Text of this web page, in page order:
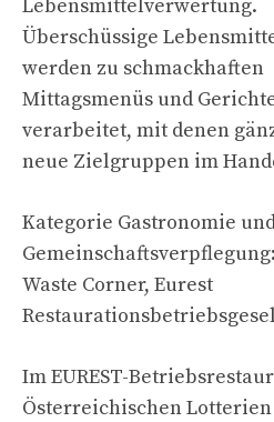
Lebensmittelverwertung.
Überschüssige
werden zu schmackhaften
Mittagsmenüs und
verarbeitet, mit denen
neue Zielgruppen im
Kategorie Gastronomie
Waste Corner, Eurest
Im EUREST-
Österreichischen Lotterien